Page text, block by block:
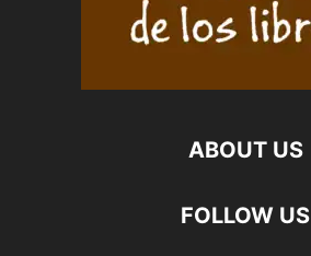
ABOUT US
FOLLOW US